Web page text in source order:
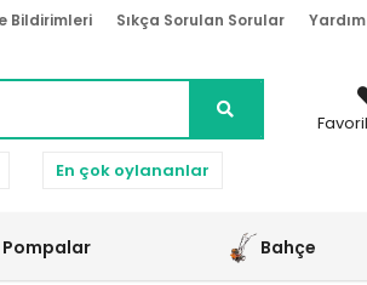
Bildirimleri Sıkça Sorulan Sorular Yardım
En çok oylananlar
Pompalar Bahçe